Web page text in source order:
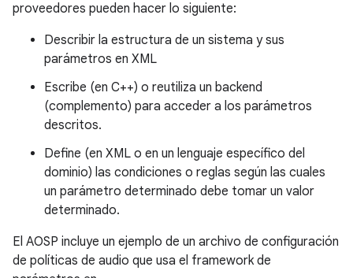
proveedores pueden hacer lo siguiente:
Describir la estructura de un sistema y sus
parámetros en XML
Escribe (en C++) o reutiliza un backend
(complemento) para acceder a los parámetros
descritos.
Define (en XML o en un lenguaje específico del
dominio) las condiciones o reglas según las cuales
un parámetro determinado debe tomar un valor
determinado.
El AOSP incluye un ejemplo de un archivo de configuración
de políticas de audio que usa el framework de